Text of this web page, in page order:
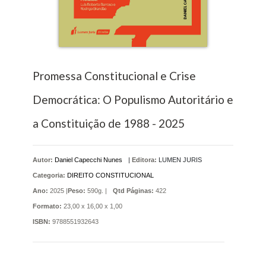
Promessa Constitucional e Crise
Democrática: O Populismo Autoritário e
a Constituição de 1988 - 2025
Autor: Daniel Capecchi Nunes Editora: LUMEN JURIS
Categoria: DIREITO CONSTITUCIONAL
Ano: 2025 | Peso: 590g. | Qtd Páginas: 422
Formato: 23,00 x 16,00 x 1,00
ISBN: 9788551932643